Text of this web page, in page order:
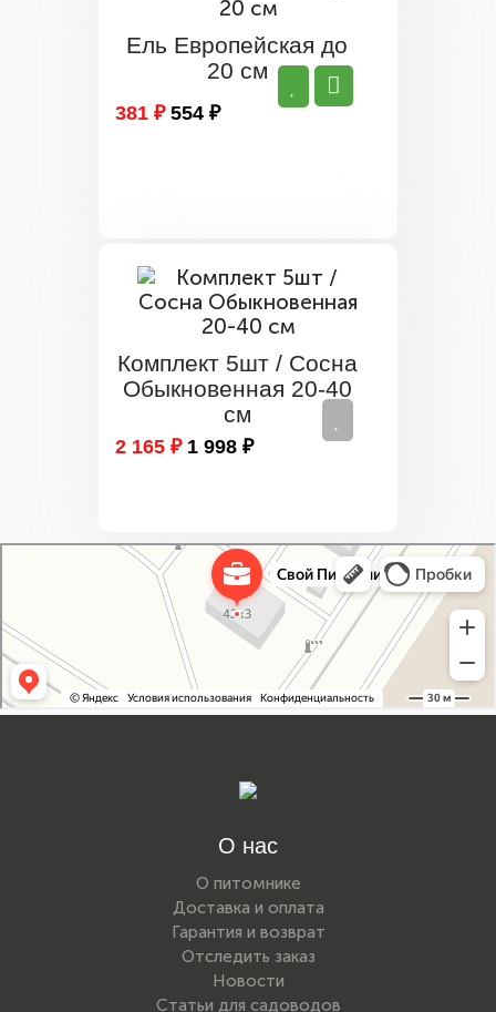
Ель Европейская до
20 см
381 ₽ 554 ₽
Комплект 5шт / Сосна
Обыкновенная 20-40
см
2 165 ₽ 1 998 ₽
Питомник растений в Москве
Садовый центр в Москве
О нас
О питомнике
Доставка и оплата
Гарантия и возврат
Отследить заказ
Новости
Статьи для садоводов